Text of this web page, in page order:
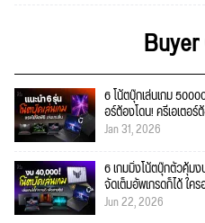
6 โน้ตบุ๊กเล่นเกม
อร์ต้องโดน! ครีเอเตอ
Jan 31, 2026
6 เกมมิ่งโน้ตบุ๊กตัวคุ้ม
จัดเต็มอัพเกรดก็ได้ ใค
Jun 22, 2026